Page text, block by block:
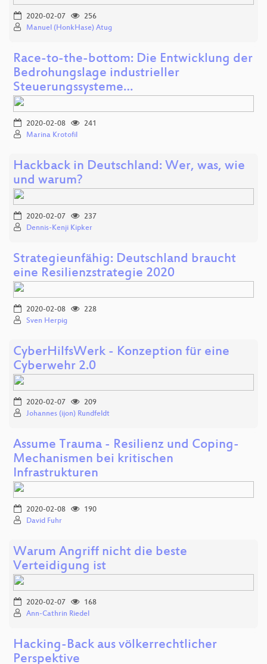
2020-02-07
256
Manuel (HonkHase) Atug
Race-to-the-bottom: Die Entwicklung der
Bedrohungslage industrieller
Steuerungssysteme…
2020-02-08
241
Marina Krotofil
Hackback in Deutschland: Wer, was, wie
und warum?
2020-02-07
237
Dennis-Kenji Kipker
Strategieunfähig: Deutschland braucht
eine Resilienzstrategie 2020
2020-02-08
228
Sven Herpig
CyberHilfsWerk - Konzeption für eine
Cyberwehr 2.0
2020-02-07
209
Johannes (ijon) Rundfeldt
Assume Trauma - Resilienz und Coping-
Mechanismen bei kritischen
Infrastrukturen
2020-02-08
190
David Fuhr
Warum Angriff nicht die beste
Verteidigung ist
2020-02-07
168
Ann-Cathrin Riedel
Hacking-Back aus völkerrechtlicher
Perspektive